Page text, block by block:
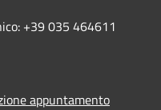
+39 035 464611
appuntamento